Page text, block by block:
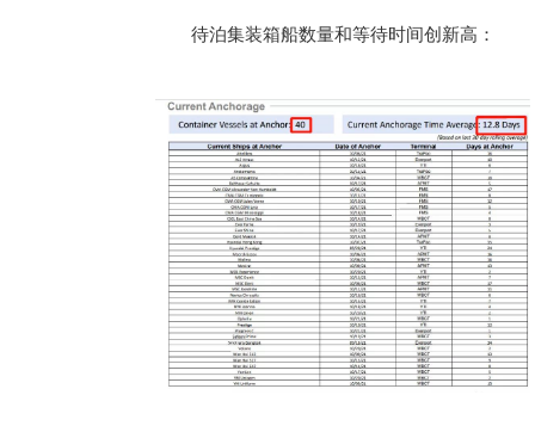
待泊集装箱船数量和等待时间创新高：